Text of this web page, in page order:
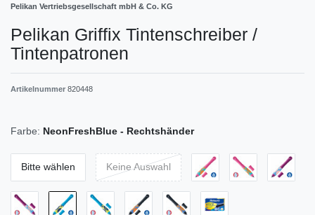
Pelikan Vertriebsgesellschaft mbH & Co. KG
Pelikan Griffix Tintenschreiber /
Tintenpatronen
Artikelnummer 820448
Farbe: NeonFreshBlue - Rechtshänder
Bitte wählen Keine Auswahl